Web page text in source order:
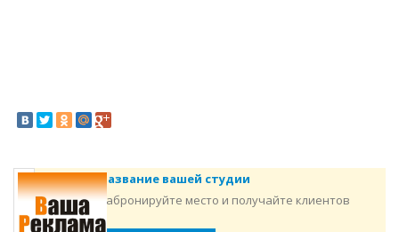
Название вашей студии
Забронируйте место и получайте клиентов